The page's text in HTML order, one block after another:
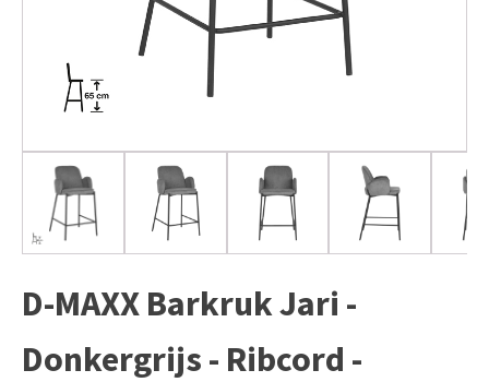
D-MAXX Barkruk Jari -
Donkergrijs - Ribcord -